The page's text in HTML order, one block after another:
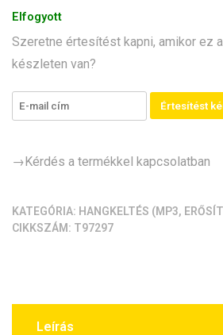
GD3200D
chip)
mennyiség
Elfogyott
Szeretne értesítést kapni, amikor ez
készleten van?
Értesítést
→Kérdés a termékkel kapcsolatban
KATEGÓRIA: HANGKELTÉS (MP3,
CIKKSZÁM: T97297
Leírás